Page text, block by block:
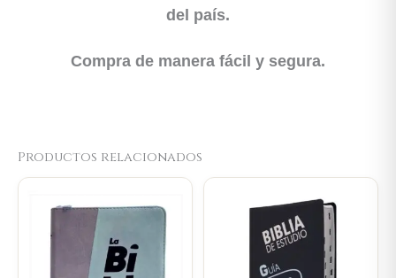
del país.
Compra de manera fácil y segura.
Productos relacionados